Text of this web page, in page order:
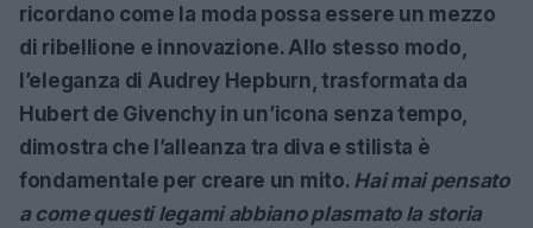
ricordano come la moda possa essere un mezzo
di ribellione e innovazione. Allo stesso modo,
l’eleganza di Audrey Hepburn , trasformata da
Hubert de Givenchyin un’icona senza tempo,
dimostra che l’alleanza tra diva e stilista è
fondamentale per creare un mito. Hai mai pensato
a come questi legami abbiano plasmato la storia